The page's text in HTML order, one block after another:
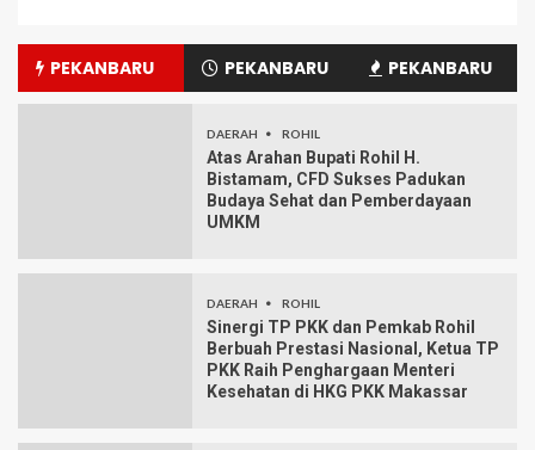
PEKANBARU PEKANBARU PEKANBARU
DAERAH ROHIL
Atas Arahan Bupati Rohil H.
Bistamam, CFD Sukses Padukan
Budaya Sehat dan Pemberdayaan
UMKM
DAERAH ROHIL
Sinergi TP PKK dan Pemkab Rohil
Berbuah Prestasi Nasional, Ketua TP
PKK Raih Penghargaan Menteri
Kesehatan di HKG PKK Makassar